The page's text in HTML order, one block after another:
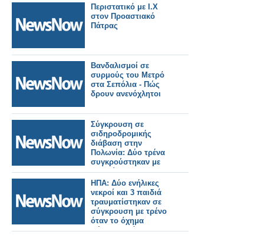
Περιστατικό με Ι.Χ
στον Προαστιακό
Πάτρας
Βανδαλισμοί σε
συρμούς του Μετρό
στα Σεπόλια - Πώς
δρουν ανενόχλητοι
Σύγκρουση σε
σιδηροδρομικής
διάβαση στην
Πολωνία: Δύο τρένα
συγκρούστηκαν με
αυτοκίνητο στο
Μπλόνιε
ΗΠΑ: Δύο ενήλικες
νεκροί και 3 παιδιά
τραυματίστηκαν σε
σύγκρουση με τρένο
όταν το όχημα
πέρασε από